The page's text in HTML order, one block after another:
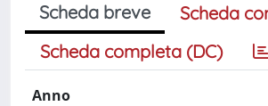
Scheda breve
Scheda
Scheda completa (DC)
Anno